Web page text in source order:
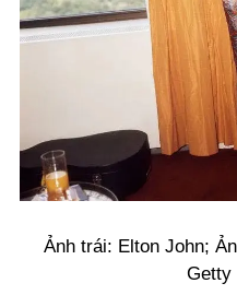
Ảnh trái: Elton John;
Getty